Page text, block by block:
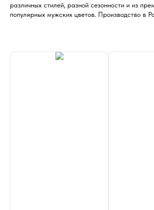
различных стилей, разной сезонности и из
популярных мужских цветов. Производство в